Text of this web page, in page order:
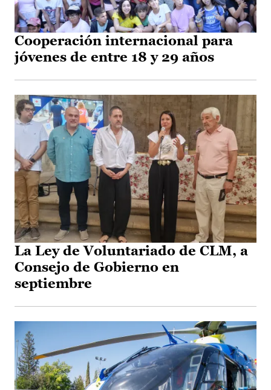
Cooperación internacional para
jóvenes de entre 18 y 29 años
La Ley de Voluntariado de CLM, a
Consejo de Gobierno en
septiembre